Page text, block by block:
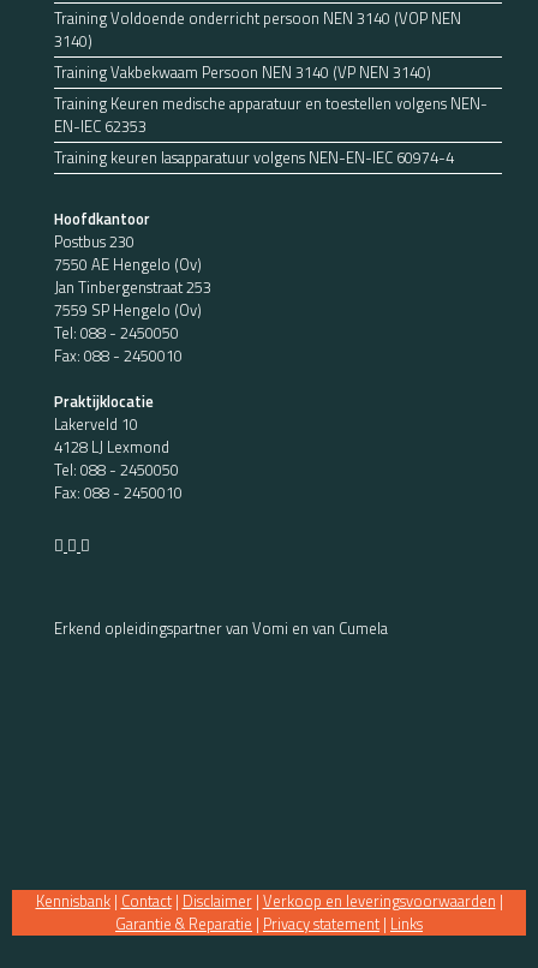
Training Voldoende onderricht persoon NEN 3140 (VOP NEN
3140)
Training Vakbekwaam Persoon NEN 3140 (VP NEN 3140)
Training Keuren medische apparatuur en toestellen volgens NEN-
EN-IEC 62353
Training keuren lasapparatuur volgens NEN-EN-IEC 60974-4
Hoofdkantoor
Postbus 230
7550 AE Hengelo (Ov)
Jan Tinbergenstraat 253
7559 SP Hengelo (Ov)
Tel: 088 - 2450050
Fax: 088 - 2450010
Praktijklocatie
Lakerveld 10
4128 LJ Lexmond
Tel: 088 - 2450050
Fax: 088 - 2450010
Erkend opleidingspartner van Vomi en van Cumela
Kennisbank| Contact| Disclaimer| Verkoop en leveringsvoorwaarden |
Garantie & Reparatie | Privacy statement | Links